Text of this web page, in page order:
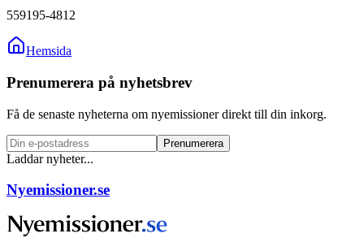
559195-4812
Hemsida
Prenumerera på nyhetsbrev
Få de senaste nyheterna om nyemissioner direkt till din inkorg.
Prenumerera
Laddar nyheter...
Nyemissioner.se